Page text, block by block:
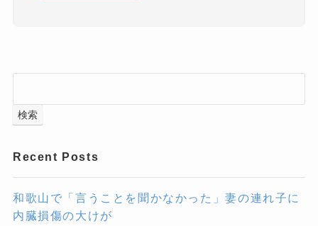
検索
Recent Posts
和歌山で「言うことを聞かなかった」妻の連れ子に
内臓損傷の大けが